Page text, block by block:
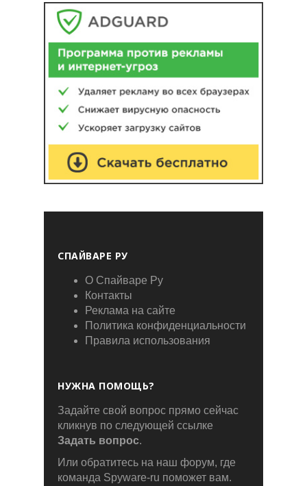
СПАЙВАРЕ РУ
О Спайваре Ру
Контакты
Реклама на сайте
Политика конфиденциальности
Правила использования
НУЖНА ПОМОЩЬ?
Задайте свой вопрос прямо сейчас
кликнув по следующей ссылке
Задать вопрос.
Или обратитесь на наш форум, где
команда Spyware-ru поможет вам.